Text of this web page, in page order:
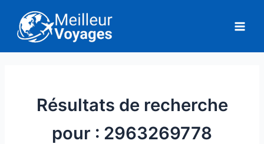
contenu
Résultats de recherche
pour : 2963269778